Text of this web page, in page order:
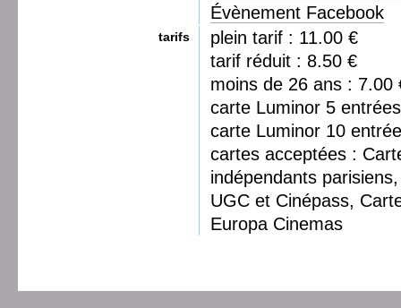
Évènement Facebook
tarifs
plein tarif : 11.00 €
tarif réduit : 8.50 €
moins de 26 ans : 7.00
carte Luminor 5
carte Luminor 10
cartes acceptées :
indépendants
UGC et Cinépass,
Europa Cinemas